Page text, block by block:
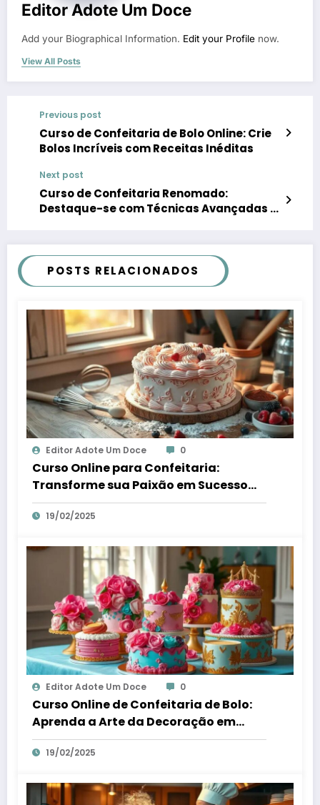
Editor Adote Um Doce
Add your Biographical Information. Edit your Profile now.
View All Posts
Previous post
Curso de Confeitaria de Bolo Online: Crie
Bolos Incríveis com Receitas Inéditas
Next post
Curso de Confeitaria Renomado:
Destaque-se com Técnicas Avançadas e
POSTS RELACIONADOS
Editor Adote Um Doce 0
Curso Online para Confeitaria:
Transforme sua Paixão em Sucesso
Digital
19/02/2025
Editor Adote Um Doce 0
Curso Online de Confeitaria de Bolo:
Aprenda a Arte da Decoração em
Casa
19/02/2025